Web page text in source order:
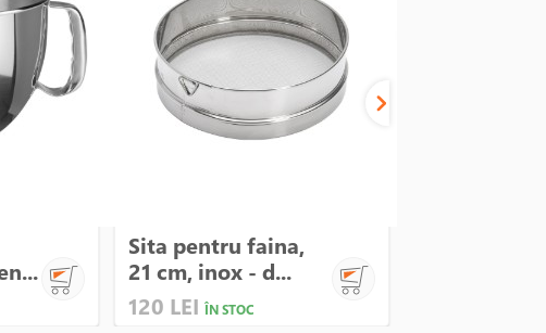
Sita pentru faina,
21 cm, inox - d...
120 LEI ÎN STOC